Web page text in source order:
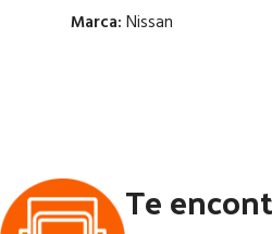
Marca: Nissan
2.7 TD | 01.50 - 12.10
Código Pieza:Te